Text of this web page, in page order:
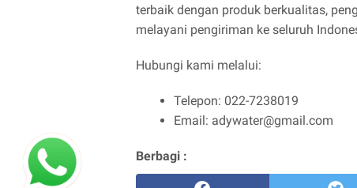
terbaik dengan produk berkualitas,
melayani pengiriman ke seluruh
Hubungi kami melalui:
Telepon: 022-7238019
Email: adywater@gmail.com
Berbagi :